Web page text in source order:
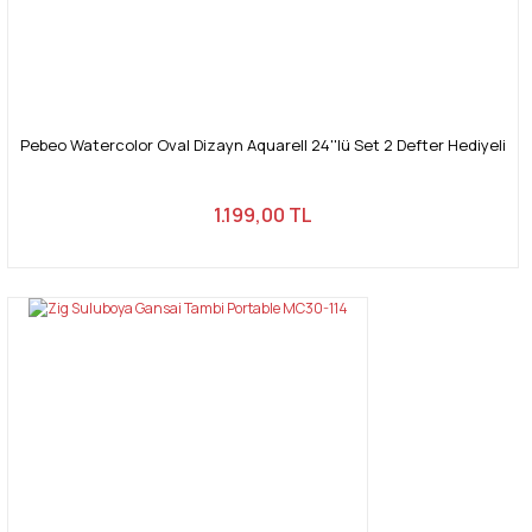
Pebeo Watercolor Oval Dizayn Aquarell 24''lü Set 2 Defter Hediyeli
1.199,00 TL